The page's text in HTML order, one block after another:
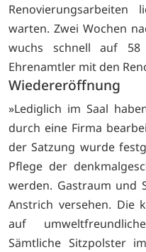
warten. Zwei Wochen
wuchs schnell auf
Ehrenamtler mit den
Wiedereröffnung
»Lediglich im Saal
durch eine Firma
der Satzung wurde
Pflege der
werden. Gastraum und
Anstrich versehen. Die
auf
Sämtliche Sitzpolster